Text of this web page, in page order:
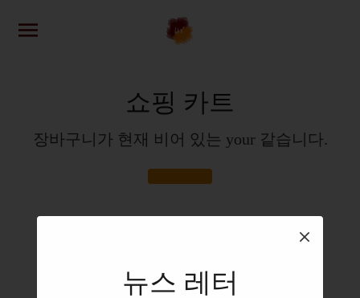
쇼핑 카트
장바구니가 현재 비어 있는 your 같습니다.
뉴스 레터